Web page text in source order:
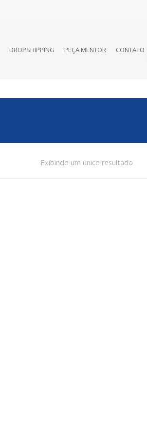
DROPSHIPPING PEÇA MENTOR CONTATO
Exibindo um único resultado